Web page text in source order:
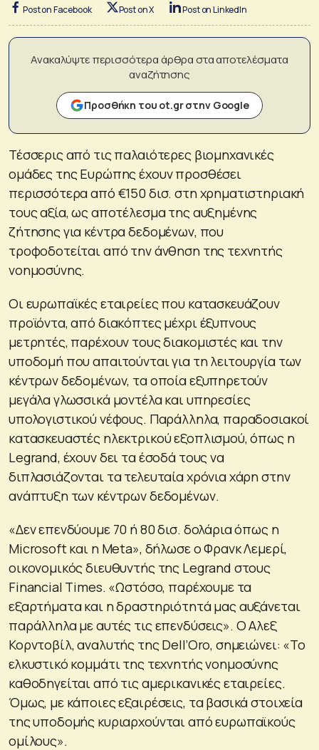
Post on Facebook Post on X Post on LinkedIn
Ανακαλύψτε περισσότερα άρθρα στα αποτελέσματα
αναζήτησης
Προσθήκη του ot.gr στην Google
Τέσσερις από τις παλαιότερες βιομηχανικές
ομάδες της Ευρώπης έχουν προσθέσει
περισσότερα από €150 δισ. στη χρηματιστηριακή
τους αξία, ως αποτέλεσμα της αυξημένης
ζήτησης για κέντρα δεδομένων, που
τροφοδοτείται από την άνθηση της τεχνητής
νοημοσύνης.
Οι ευρωπαϊκές εταιρείες που κατασκευάζουν
προϊόντα, από διακόπτες μέχρι έξυπνους
μετρητές, παρέχουν τους διακομιστές και την
υποδομή που απαιτούνται για τη λειτουργία των
κέντρων δεδομένων, τα οποία εξυπηρετούν
μεγάλα γλωσσικά μοντέλα και υπηρεσίες
υπολογιστικού νέφους. Παράλληλα, παραδοσιακοί
κατασκευαστές ηλεκτρικού εξοπλισμού, όπως η
Legrand, έχουν δει τα έσοδά τους να
διπλασιάζονται τα τελευταία χρόνια χάρη στην
ανάπτυξη των κέντρων δεδομένων.
«Δεν επενδύουμε 70 ή 80 δισ. δολάρια όπως η
Microsoft και η Meta», δήλωσε ο Φρανκ Λεμερί,
οικονομικός διευθυντής της Legrand στους
Financial Times. «Ωστόσο, παρέχουμε τα
εξαρτήματα και η δραστηριότητά μας αυξάνεται
παράλληλα με αυτές τις επενδύσεις». Ο Αλεξ
Κορντοβίλ, αναλυτής της Dell’Oro, σημειώνει: «Το
ελκυστικό κομμάτι της τεχνητής νοημοσύνης
καθοδηγείται από τις αμερικανικές εταιρείες.
Όμως, με κάποιες εξαιρέσεις, τα βασικά στοιχεία
της υποδομής κυριαρχούνται από ευρωπαϊκούς
ομίλους».